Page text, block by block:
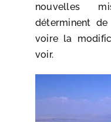
nouvelles
déterminent
voire la
voir.